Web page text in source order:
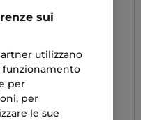
sui
utilizzano
funzionamento
per
per
le sue